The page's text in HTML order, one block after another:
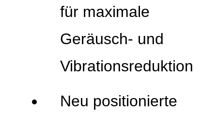
für maximale
Geräusch- und
Vibrationsreduktion
Neu positionierte